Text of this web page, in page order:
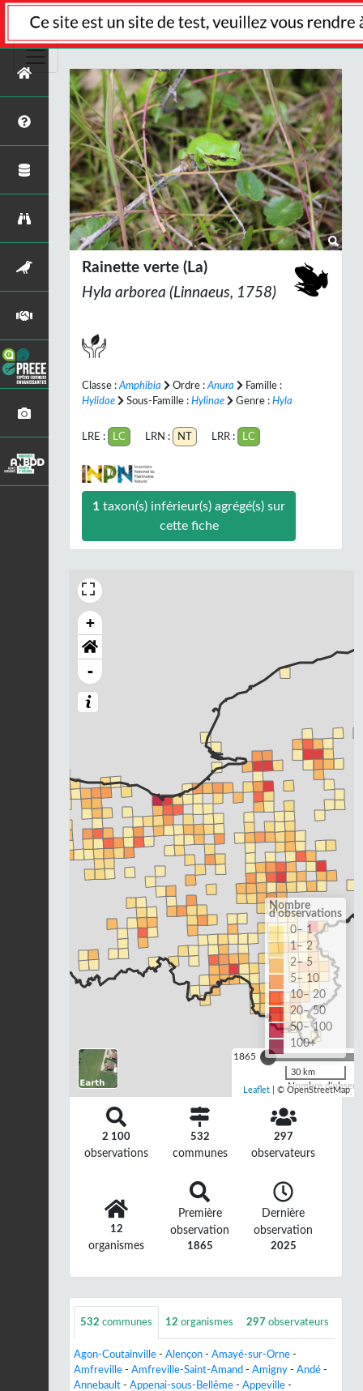
Rainette verte (La)
Hyla arborea (Linnaeus, 1758)
Classe : Amphibia Ordre : Anura
Famille :
Hylidae
Sous-Famille : Hylinae Genre : Hyla
LRE : LC LRN : NT LRR : LC
1taxon(s) inférieur(s) agrégé(s) sur
cette fiche
+
-
1865
Nombre
Nombre
d'observations
0– 1
1– 2
2– 5
5– 10
10– 20
20– 50
50– 100
100+
30 km
Leaflet | © OpenStreetMap
2 100
observations
532
communes
297
observateurs
12
organismes
Première
observation
1865
Dernière
observation
2025
532 communes 12 organismes 297 observateurs
Agon-Coutainville - Alençon - Amayé-sur-Orne -
Amfreville - Amfreville-Saint-Amand - Amigny - Andé -
Annebault - Appenai-sous-Bellême - Appeville -